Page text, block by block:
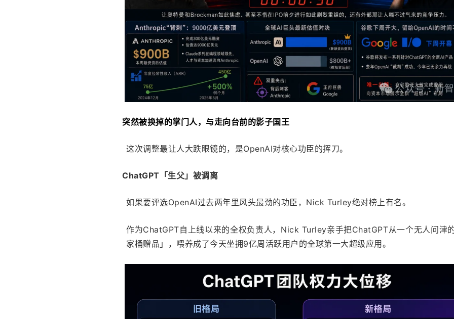
突然被换掉的掌门人，与走向台前的影子国王
这次调整最让人大跌眼镜的，是OpenAI对核心功臣的挥刀。
ChatGPT「生父」被调离
如果要评选OpenAI过去两年里风头最劲的功臣，Nick Turley绝对榜上有名。
作为ChatGPT自上线以来的全权负责人，Nick Turley亲手把ChatGPT从一个无人问津
家桶赠品」，喂养成了今天坐拥9亿周活跃用户的全球第一大超级应用。